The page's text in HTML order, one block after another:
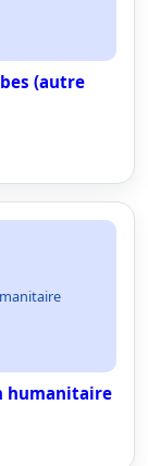
(autre
humanitaire